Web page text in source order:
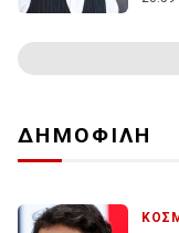
ΔΗΜΟΦΙΛΗ